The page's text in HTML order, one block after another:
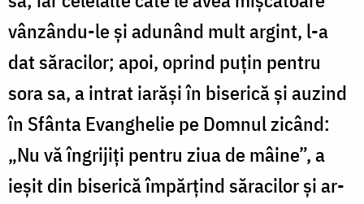
vânzându-le și adunând mult argint, l-a
dat săracilor; apoi, oprind puțin pentru
sora sa, a intrat iarăși în biserică și auzind
în Sfânta Evan­ghelie pe Domnul zicând:
„Nu vă îngrijiți pentru ziua de mâine”, a
ieșit din biserică împărțind săracilor și ar­